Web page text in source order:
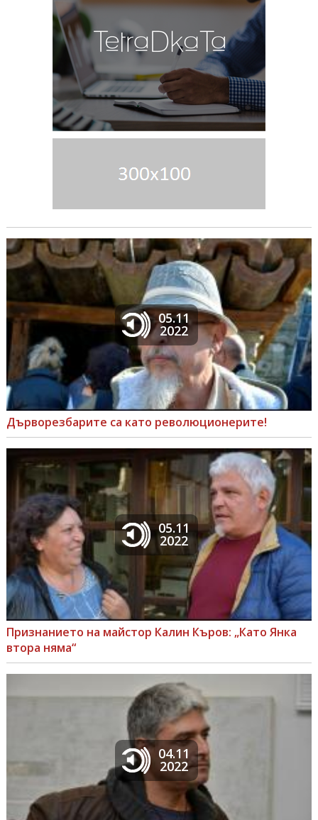
05.11
2022
Дърворезбарите са като революционерите!
05.11
2022
Признанието на майстор Калин Къров: „Като Янка
втора няма“
04.11
2022